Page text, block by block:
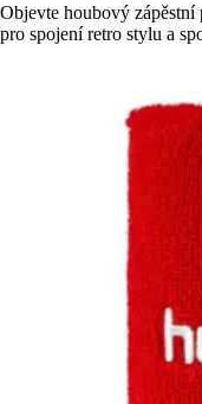
Objevte houbový
pro spojení retro stylu a